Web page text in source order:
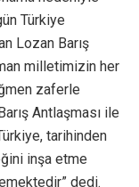
Türkiye
Lozan Barış
milletimizin her
zaferle
Antlaşması ile
tarihinden
inşa etme
dedi.